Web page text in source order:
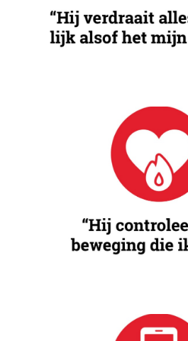
acties te controleren
Jaloezie
Overmatige jaloezie creëert
relaties de